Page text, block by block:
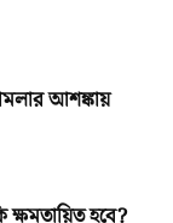
আশঙ্কায়
ক্ষমতায়িত হবে?